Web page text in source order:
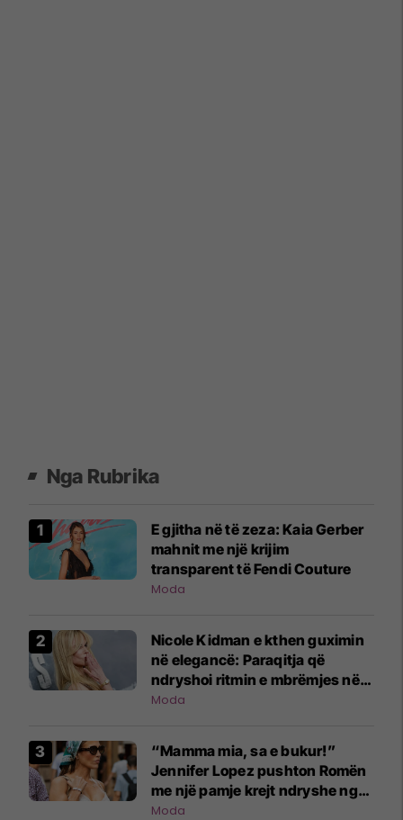
Nga Rubrika
E gjitha në të zeza: Kaia Gerber
mahnit me një krijim
transparent të Fendi Couture
Moda
Nicole Kidman e kthen guximin
në elegancë: Paraqitja që
ndryshoi ritmin e mbrëmjes në
Nju-Jork
Moda
“Mamma mia, sa e bukur!”
Jennifer Lopez pushton Romën
me një pamje krejt ndryshe nga
ajo që jemi mësuar
Moda